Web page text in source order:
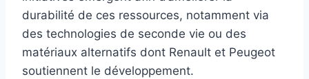
durabilité de ces ressources, notamment via
des technologies de seconde vie ou des
matériaux alternatifs dont Renault et Peugeot
soutiennent le développement.